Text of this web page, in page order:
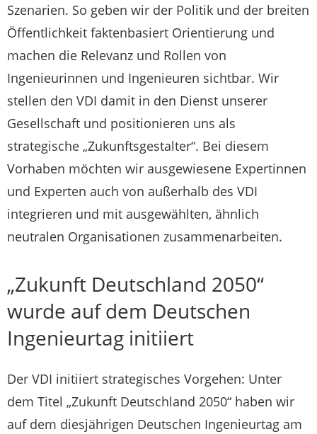
Szenarien. So geben wir der Politik und der breiten
Öffentlichkeit faktenbasiert Orientierung und
machen die Relevanz und Rollen von
Ingenieurinnen und Ingenieuren sichtbar. Wir
stellen den VDI damit in den Dienst unserer
Gesellschaft und positionieren uns als
strategische „Zukunftsgestalter“. Bei diesem
Vorhaben möchten wir ausgewiesene Expertinnen
und Experten auch von außerhalb des VDI
integrieren und mit ausgewählten, ähnlich
neutralen Organisationen zusammenarbeiten.
„Zukunft Deutschland 2050“
wurde auf dem Deutschen
Ingenieurtag initiiert
Der VDI initiiert strategisches Vorgehen: Unter
dem Titel „Zukunft Deutschland 2050“ haben wir
auf dem diesjährigen Deutschen Ingenieurtag am